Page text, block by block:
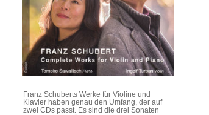
Franz Schuberts Werke für Violine und
Klavier haben genau den Umfang, der auf
zwei CDs passt. Es sind die drei Sonaten